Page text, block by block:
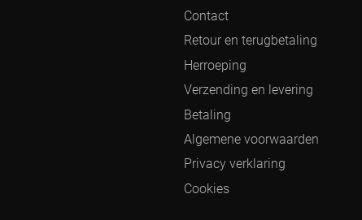
Contact
Retour en terugbetaling
Herroeping
Verzending en levering
Betaling
Algemene voorwaarden
Privacy verklaring
Cookies